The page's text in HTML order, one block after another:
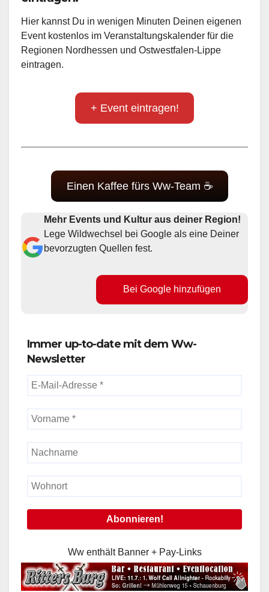
Hier kannst Du in wenigen Minuten Deinen eigenen
Event kostenlos im Veranstaltungskalender für die
Regionen Nordhessen und Ostwestfalen-Lippe
eintragen.
+ Event eintragen!
Einen Kaffee fürs Ww-Team ☕
Mehr Events und Kultur aus deiner Region!
Lege Wildwechsel bei Google als eine Deiner
bevorzugten Quellen fest.
Bei Google hinzufügen
Immer up-to-date mit dem Ww-
Newsletter
Ww enthält Banner + Pay-Links